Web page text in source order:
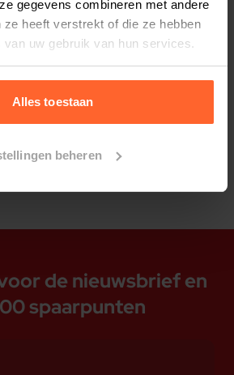
gegevens combineren met andere
ze heeft verstrekt of die ze hebben
uw gebruik van hun services.
Alles toestaan
beheren
instellen
de nieuwsbrief en
spaarpunten